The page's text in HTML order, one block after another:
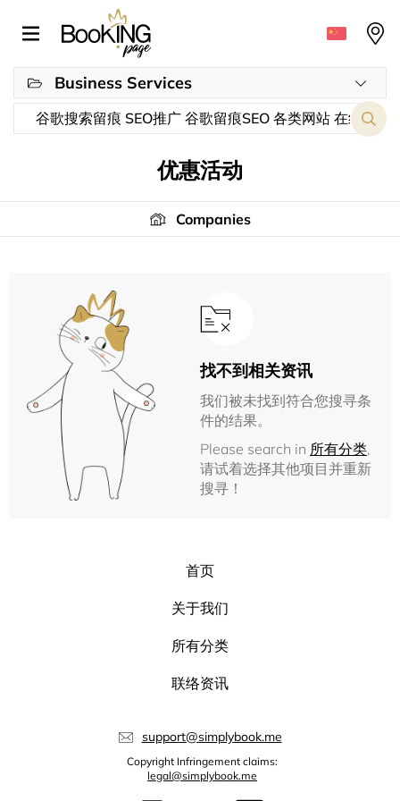
Business Services
优惠活动
Companies
找不到相关资讯
我们被未找到符合您搜寻条
件的结果。
Please search in 所有分类,
请试着选择其他项目并重新
搜寻！
首页
关于我们
所有分类
联络资讯
support@simplybook.me
Copyright Infringement claims:
legal@simplybook.me